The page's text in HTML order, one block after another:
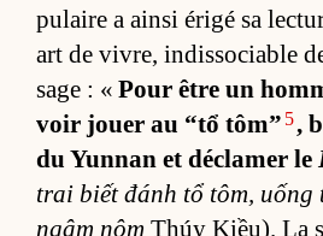
pu­laire a ainsi érigé sa
art de vi­vre, in­dis­so­ciable
sage : « Pour être un
voir jouer au “tổ tôm” 5,
du Yun­nan et dé­cla­mer le
trai biết đánh tổ tôm, uống
ngâm nôm Thúy Kiều). La